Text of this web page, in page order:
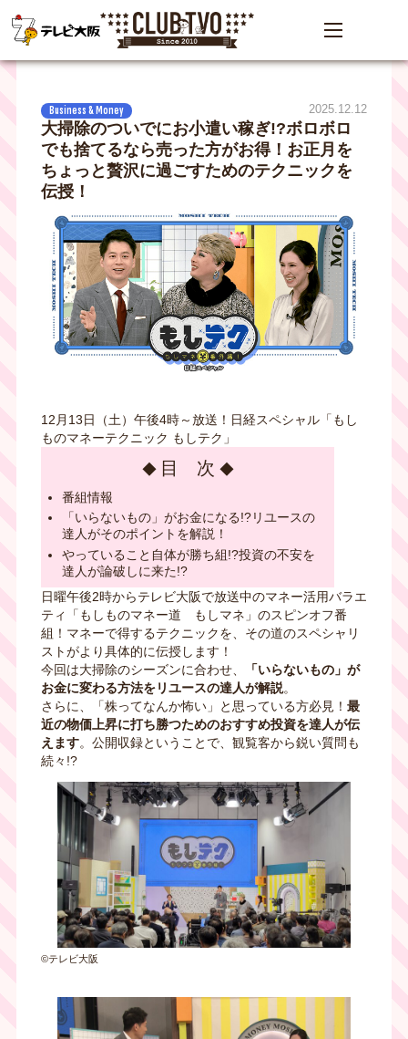
Business & Money 2025.12.12
大掃除のついでにお小遣い稼ぎ!?ボロボロ
でも捨てるなら売った方がお得！お正月を
ちょっと贅沢に過ごすためのテクニックを
伝授！
12月13日（土）午後4時～放送！日経スペシャル「もし
ものマネーテクニック もしテク」
目 次
番組情報
「いらないもの」がお金になる!?リユースの
達人がそのポイントを解説！
やっていること自体が勝ち組!?投資の不安を
達人が論破しに来た!?
日曜午後2時からテレビ大阪で放送中のマネー活用バラエ
ティ「もしものマネー道 もしマネ」のスピンオフ番
組！マネーで得するテクニックを、その道のスペシャリ
ストがより具体的に伝授します！
今回は大掃除のシーズンに合わせ、
「いらないもの」が
お金に変わる方法をリユースの達人が解説。
さらに、「株ってなんか怖い」と思っている方必見！ 最
近の物価上昇に打ち勝つためのおすすめ投資を達人が伝
えます。公開収録ということで、観覧客から鋭い質問も
続々!?
©テレビ大阪